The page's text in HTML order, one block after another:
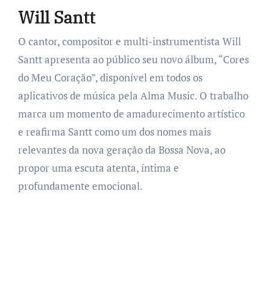
Will Santt
O cantor, compositor e multi-instrumentista Will
Santt apresenta ao público seu novo álbum, “Cores
do Meu Coração”, disponível em todos os
aplicativos de música pela Alma Music. O trabalho
marca um momento de amadurecimento artístico
e reafirma Santt como um dos nomes mais
relevantes da nova geração da Bossa Nova, ao
propor uma escuta atenta, íntima e
profundamente emocional.